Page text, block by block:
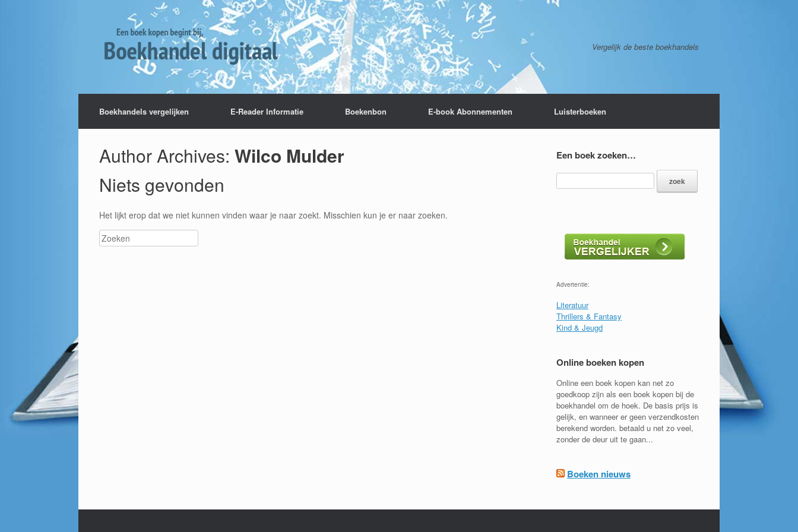
Vergelijk de beste boekhandels
Boekhandels vergelijken E-Reader Informatie Boekenbon E-book Abonnementen Luisterboeken
Author Archives: Wilco Mulder
Niets gevonden
Het lijkt erop dat we niet kunnen vinden waar je naar zoekt. Misschien kun je er naar zoeken.
Zoeken
Een boek zoeken…
Advertentie:
Literatuur
Thrillers & Fantasy
Kind & Jeugd
Online boeken kopen
Online een boek kopen kan net zo
goedkoop zijn als een boek kopen bij de
boekhandel om de hoek. De basis prijs is
gelijk, en wanneer er geen verzendkosten
berekend worden. betaald u net zo veel,
zonder de deur uit te gaan...
Boeken nieuws